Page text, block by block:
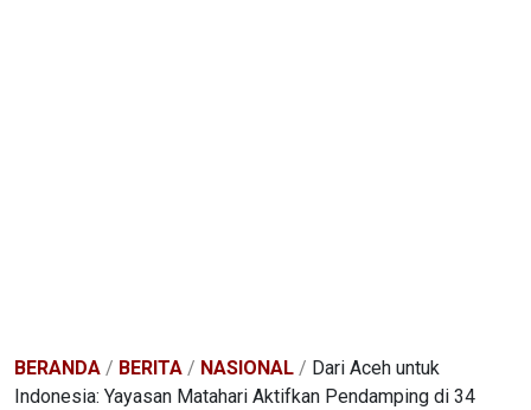
BERANDA / BERITA / NASIONAL / Dari Aceh untuk
Indonesia: Yayasan Matahari Aktifkan Pendamping di 34